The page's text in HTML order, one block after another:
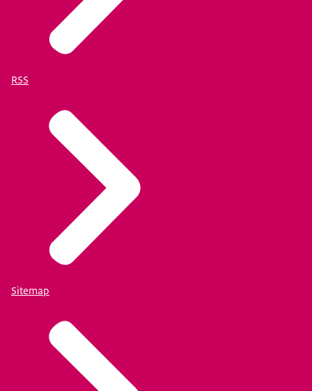
RSS
Sitemap